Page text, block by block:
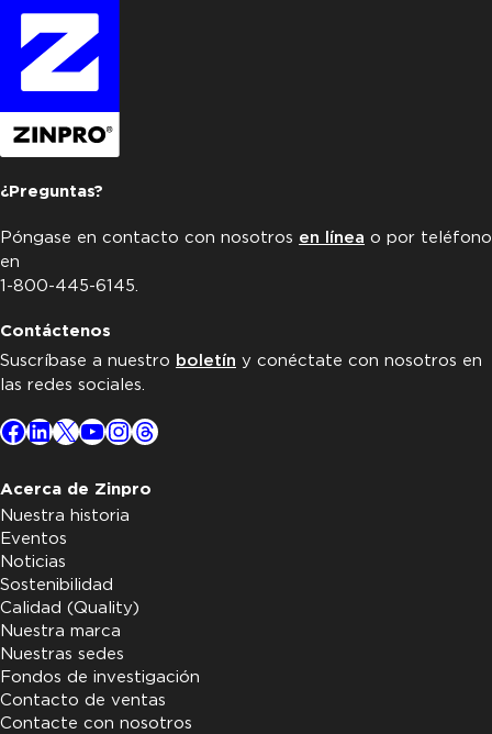
¿Preguntas?
Póngase en contacto con nosotros en línea o por teléfono
en
1-800-445-6145.
Contáctenos
Suscríbase a nuestro boletín y conéctate con nosotros en
las redes sociales.
Facebook
LinkedIn
X YouTube
Instagram
Threads
Acerca de Zinpro
Nuestra historia
Eventos
Noticias
Sostenibilidad
Calidad (Quality)
Nuestra marca
Nuestras sedes
Fondos de investigación
Contacto de ventas
Contacte con nosotros